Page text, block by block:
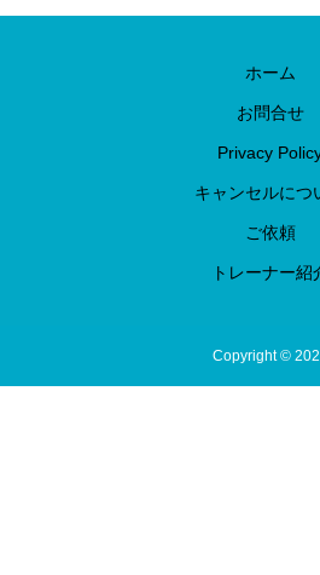
ホーム
お問合せ
Privacy
キャンセルにつ
ご依頼
トレーナー紹
Copyright ©